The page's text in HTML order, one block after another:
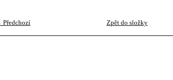
Předchozí Zpět do složky